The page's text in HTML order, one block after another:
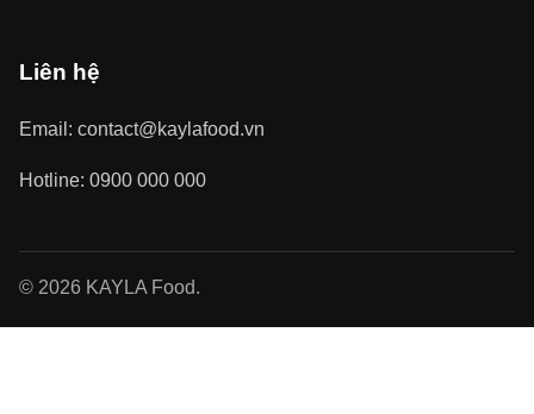
Liên hệ
Email: contact@kaylafood.vn
Hotline: 0900 000 000
© 2026 KAYLA Food.